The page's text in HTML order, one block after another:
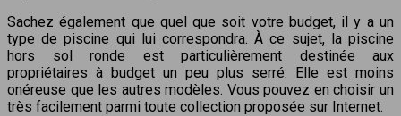
Sachez également que quel que soit votre budget, il y a un
type de piscine qui lui correspondra. À ce sujet, la piscine
hors sol ronde est particulièrement destinée aux
propriétaires à budget un peu plus serré. Elle est moins
onéreuse que les autres modèles. Vous pouvez en choisir un
très facilement parmi toute collection proposée sur Internet.